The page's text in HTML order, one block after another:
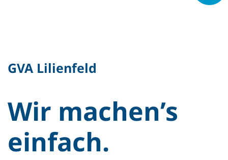
GVA Lilienfeld
Wir machen’s
einfach.